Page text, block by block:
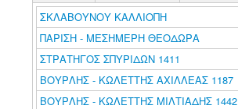
ΣΚΛΑΒΟΥΝΟΥ ΚΑΛΛΙΟΠΗ
ΠΑΡΙΣΗ - ΜΕΣΗΜΕΡΗ ΘΕΟΔΩΡΑ
ΣΤΡΑΤΗΓΟΣ ΣΠΥΡΙΔΩΝ 1411
ΒΟΥΡΛΗΣ - ΚΩΛΕΤΤΗΣ ΑΧΙΛΛΕΑΣ 1187
ΒΟΥΡΛΗΣ - ΚΩΛΕΤΤΗΣ ΜΙΛΤΙΑΔΗΣ 1442